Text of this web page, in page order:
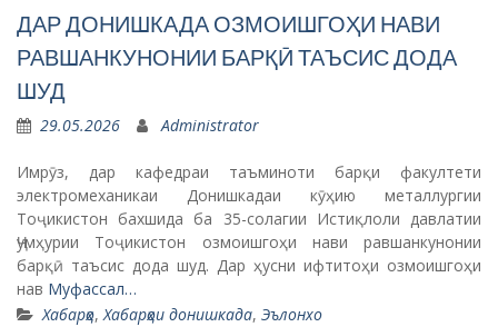
ДАР ДОНИШКАДА ОЗМОИШГОҲИ НАВИ
РАВШАНКУНОНИИ БАРҚӢ ТАЪСИС ДОДА
ШУД
29.05.2026 Administrator
Имрӯз, дар кафедраи таъминоти барқи факултети
электромеханикаи Донишкадаи кӯҳию металлургии
Тоҷикистон бахшида ба 35-солагии Истиқлоли давлатии
Ҷумҳурии Тоҷикистон озмоишгоҳи нави равшанкунонии
барқӣ таъсис дода шуд. Дар ҳусни ифтитоҳи озмоишгоҳи
нав Муфассал…
Хабарҳо, Хабарҳои донишкада, Эълонхо